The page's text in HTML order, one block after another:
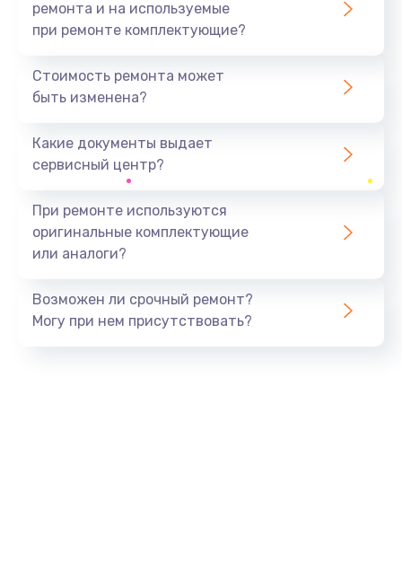
ремонта и на используемые
при ремонте комплектующие?
Стоимость ремонта может
быть изменена?
Какие документы выдает
сервисный центр?
При ремонте используются
оригинальные комплектующие
или аналоги?
Возможен ли срочный ремонт?
Могу при нем присутствовать?